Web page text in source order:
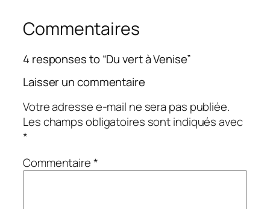
Commentaires
4 responses to “Du vert à Venise”
Laisser un commentaire
Votre adresse e-mail ne sera pas publiée.
Les champs obligatoires sont indiqués avec
*
Commentaire*